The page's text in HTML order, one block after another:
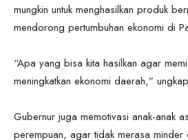
mungkin untuk menghasilkan produk
mendorong pertumbuhan ekonomi di
“Apa yang bisa kita hasilkan agar
meningkatkan ekonomi daerah,”
Gubernur juga memotivasi anak-anak
perempuan, agar tidak merasa minder